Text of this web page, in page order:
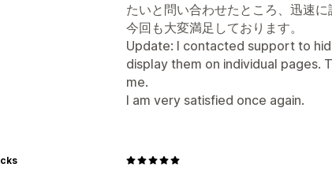
たいと問い合わせたところ、迅速に
今回も大変満足しております。
Update: I contacted support to
display them on individual
me.
I am very satisfied once again.